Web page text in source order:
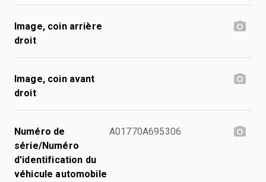
Image, coin arrière
droit
Image, coin avant
droit
Numéro de
série/Numéro
d'identification du
véhicule automobile
A01770A695306